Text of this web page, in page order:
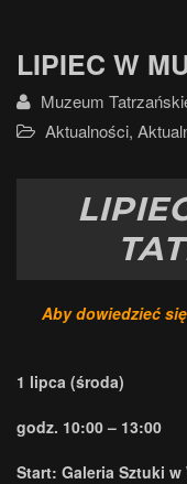
LIPIEC W
Muzeum
Aktualności,
Aby dowiedzieć
1 lipca (środa)
godz. 10:00 – 13:00
Start: Galeria Sztuki